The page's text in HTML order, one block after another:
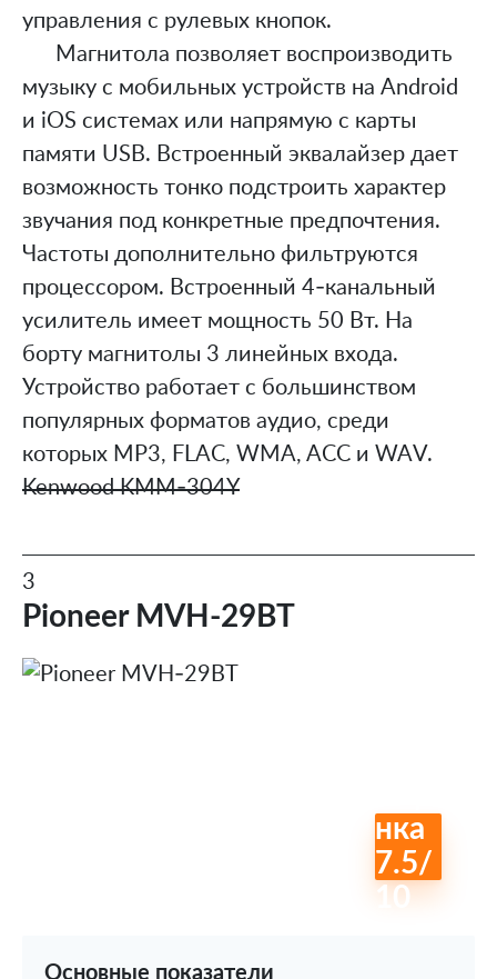
управления с рулевых кнопок.
Магнитола позволяет воспроизводить
музыку с мобильных устройств на Android
и iOS системах или напрямую с карты
памяти USB. Встроенный эквалайзер дает
возможность тонко подстроить характер
звучания под конкретные предпочтения.
Частоты дополнительно фильтруются
процессором. Встроенный 4-канальный
усилитель имеет мощность 50 Вт. На
борту магнитолы 3 линейных входа.
Устройство работает с большинством
популярных форматов аудио, среди
которых MP3, FLAC, WMA, ACC и WAV.
Kenwood KMM-304Y
3
Pioneer MVH-29BT
нка
7.5/
10
Основные показатели